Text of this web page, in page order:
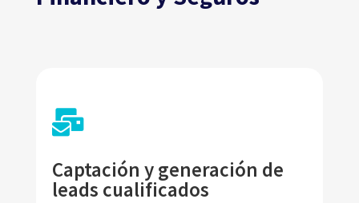

Captación y generación de
leads cualificados